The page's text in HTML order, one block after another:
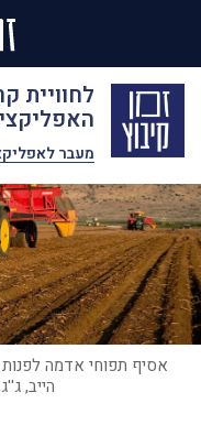
לחוויית
מעבר
Skip
content
אסיף תפוחי אדמה
הייב,